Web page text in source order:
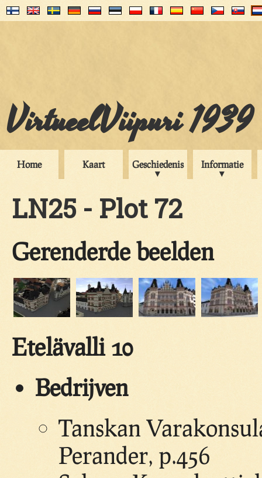
VirtueelViipuri 1939
Home Kaart Geschiedenis Informatie
LN25 - Plot 72
Gerenderde beelden
Etelävalli 10
Bedrijven
Tanskan
Perander, p.456